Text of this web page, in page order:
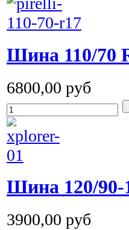
Шина 110/70
6800,00 руб
Шина 120/90-
3900,00 руб